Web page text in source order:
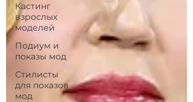
Кастинг
взрослых
моделей
Подиум и
показы мод
Стилисты
для показов
мод